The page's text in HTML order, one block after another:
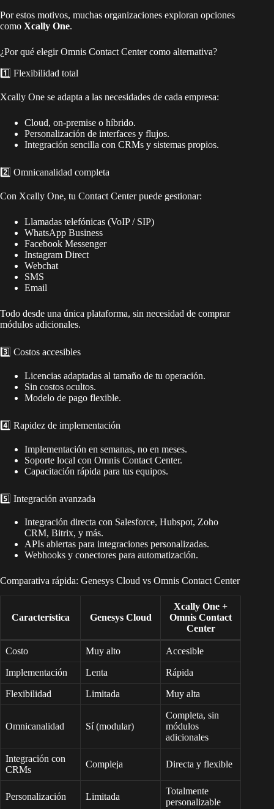
Por estos motivos, muchas organizaciones exploran opciones
como Xcally One.
¿Por qué elegir Omnis Contact Center como alternativa?
1️⃣ Flexibilidad total
Xcally One se adapta a las necesidades de cada empresa:
Cloud, on-premise o híbrido.
Personalización de interfaces y flujos.
Integración sencilla con CRMs y sistemas propios.
2️⃣ Omnicanalidad completa
Con Xcally One, tu Contact Center puede gestionar:
Llamadas telefónicas (VoIP / SIP)
WhatsApp Business
Facebook Messenger
Instagram Direct
Webchat
SMS
Email
Todo desde una única plataforma, sin necesidad de comprar
módulos adicionales.
3️⃣ Costos accesibles
Licencias adaptadas al tamaño de tu operación.
Sin costos ocultos.
Modelo de pago flexible.
4️⃣ Rapidez de implementación
Implementación en semanas, no en meses.
Soporte local con Omnis Contact Center.
Capacitación rápida para tus equipos.
5️⃣ Integración avanzada
Integración directa con Salesforce, Hubspot, Zoho
CRM, Bitrix, y más.
APIs abiertas para integraciones personalizadas.
Webhooks y conectores para automatización.
Comparativa rápida: Genesys Cloud vs Omnis Contact Center
Característica Genesys Cloud
Xcally One +
Omnis Contact
Center
Costo Muy alto Accesible
Implementación Lenta Rápida
Flexibilidad Limitada Muy alta
Omnicanalidad Sí (modular)
Completa, sin
módulos
adicionales
Integración con
CRMs
Compleja Directa y flexible
Personalización Limitada
Totalmente
personalizable